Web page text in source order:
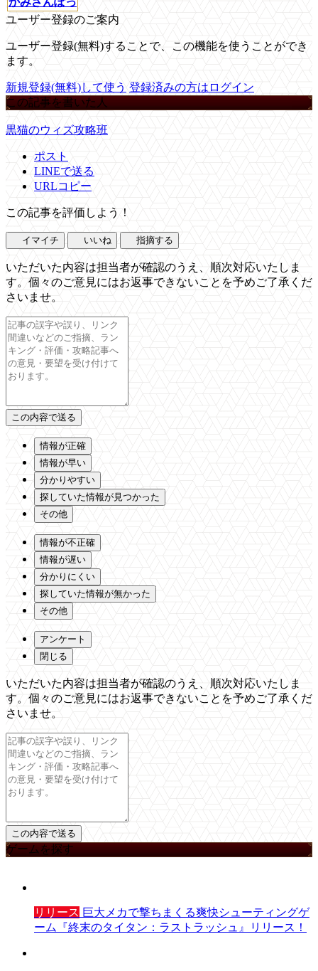
ユーザー登録のご案内
ユーザー登録(無料)することで、この機能を使うことができ
ます。
新規登録(無料)して使う 登録済みの方はログイン
この記事を書いた人
黒猫のウィズ攻略班
ポスト
LINEで送る
URLコピー
この記事を評価しよう！
イマイチ いいね 指摘する
いただいた内容は担当者が確認のうえ、順次対応いたしま
す。個々のご意見にはお返事できないことを予めご了承くだ
さいませ。
情報が正確
情報が早い
分かりやすい
探していた情報が見つかった
その他
情報が不正確
情報が遅い
分かりにくい
探していた情報が無かった
その他
アンケート
閉じる
いただいた内容は担当者が確認のうえ、順次対応いたしま
す。個々のご意見にはお返事できないことを予めご了承くだ
さいませ。
ゲームを探す
リリース 巨大メカで撃ちまくる爽快シューティングゲ
ーム『終末のタイタン：ラストラッシュ』リリース！